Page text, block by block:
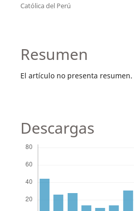
Católica del Perú
Resumen
El artículo no presenta resumen.
Descargas